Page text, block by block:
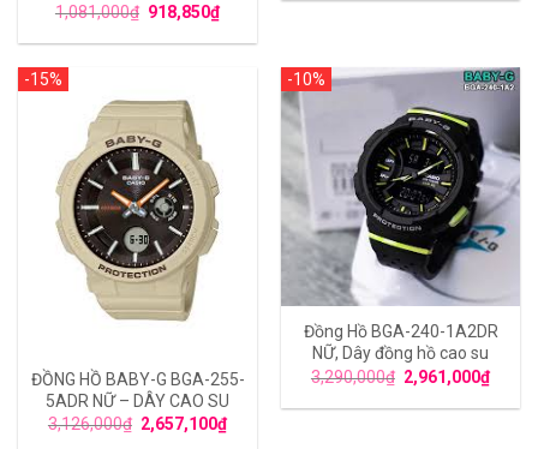
1,081,000₫ 918,850₫
-15%
ĐỒNG HỒ BABY-G BGA-255-
5ADR NỮ – DÂY CAO SU
3,126,000₫ 2,657,100₫
-10%
Đồng Hồ BGA-240-1A2DR
NỮ, Dây đồng hồ cao su
3,290,000₫ 2,961,000₫